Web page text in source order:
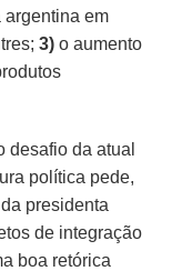
argentina em
3) o aumento
desafio da atual
política pede,
presidenta
de integração
boa retórica